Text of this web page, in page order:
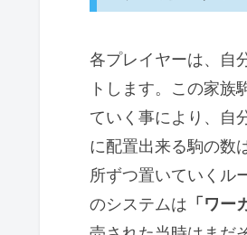
各プレイヤーは、自
トします。この家族
ていく事により、自
に配置出来る駒の数
所ずつ置いていくル
のシステムは 「ワー